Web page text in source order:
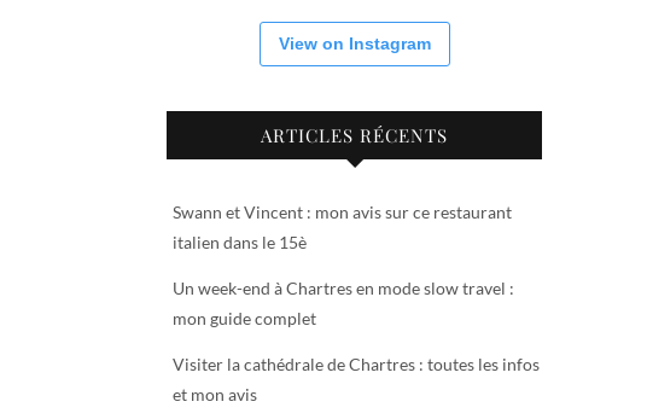
View on Instagram
ARTICLES RÉCENTS
Swann et Vincent : mon avis sur ce restaurant
italien dans le 15è
Un week-end à Chartres en mode slow travel :
mon guide complet
Visiter la cathédrale de Chartres : toutes les infos
et mon avis